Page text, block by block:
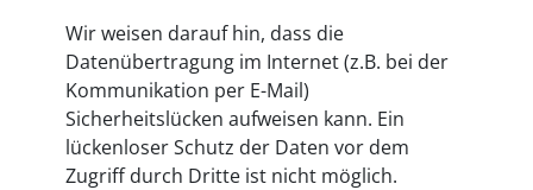
Wir weisen darauf hin, dass die
Datenübertragung im Internet (z.B. bei der
Kommunikation per E-Mail)
Sicherheitslücken aufweisen kann. Ein
lückenloser Schutz der Daten vor dem
Zugriff durch Dritte ist nicht möglich.